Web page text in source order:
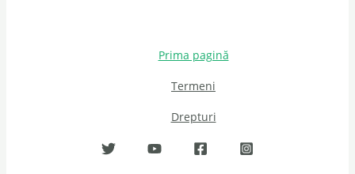
Prima pagină
Termeni
Drepturi